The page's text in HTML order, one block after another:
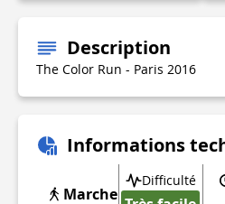
Description
The Color Run - Paris 2016
Informations
Marche
Difficulté